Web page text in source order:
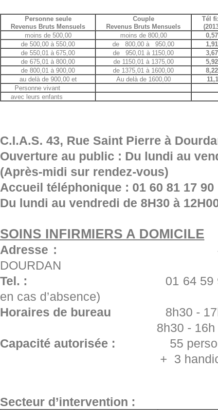
Personne seule
Revenus Bruts Mensuels
Couple
Revenus Bruts Mensuels
Tél
moins de 500,00
moins de 800,00
0,57
de 500,00 à 550,00
de 800,00 à 950,00
1,91
de 550,01 à 675,00
de 950,01 à 1150,00
3,67
de 675,01 à 800,00
de 1150,01 à 1375,00
5,92
de 800,01 à 900,00
de 1375,01 à 1600,00
8,22
au delà de 900,00 et
Au delà de 1600,00
Personne vivant
avec leurs enfants
C.I.A.S. 43, Rue Saint Pierre à
Ouverture au public : Du lundi au
(Après-midi sur rendez-vous)
Accueil téléphonique : 01 60 81 17 90
Du lundi au vendredi de 8H30 à
SOINS INFIRMIERS A DOMICILE
Adresse : 43, Rue
DOURDAN
Tel. : 01 64 59
en cas d’absence)
Horaires de bureau 8h30 -
8h30 - 16h
Capacité autorisée : 55
+ 3 handicapés
Secteur d’intervention :